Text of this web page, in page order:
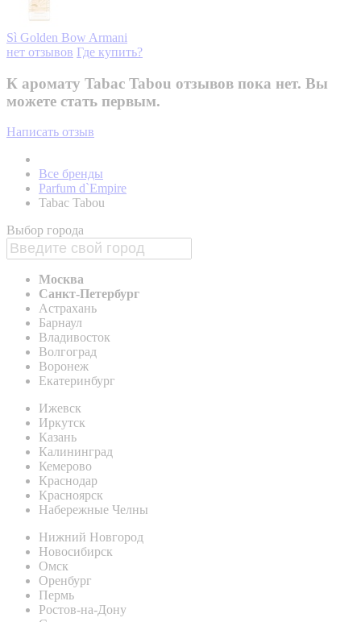
Sì Golden Bow Armani
нет отзывов Где купить?
К аромату Tabac Tabou отзывов пока нет. Вы
можете стать первым.
Написать отзыв
Все бренды
Parfum d`Empire
Tabac Tabou
Выбор города
Москва
Санкт-Петербург
Астрахань
Барнаул
Владивосток
Волгоград
Воронеж
Екатеринбург
Ижевск
Иркутск
Казань
Калининград
Кемерово
Краснодар
Красноярск
Набережные Челны
Нижний Новгород
Новосибирск
Омск
Оренбург
Пермь
Ростов-на-Дону